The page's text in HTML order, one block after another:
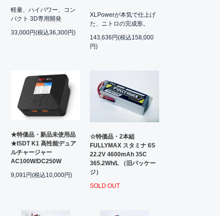
軽量、ハイパワー、コン
パクト 3D専用開発
33,000円(税込36,300円)
XLPowerが本気で仕上げ
た、ニトロの完成形。
143,636円(税込158,000
円)
★特価品・新品未使用品
★ISDT K1 高性能デュア
ルチャージャー
AC100W/DC250W
9,091円(税込10,000円)
☆特価品・2本組
FULLYMAX スタミナ 6S
22.2V 4600mAh 35C
365.2Wh/L （旧パッケー
ジ）
SOLD OUT